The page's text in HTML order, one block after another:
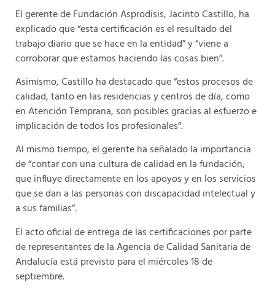
El gerente de Fundación Asprodisis, Jacinto Castillo, ha
explicado que “esta certificación es el resultado del
trabajo diario que se hace en la entidad” y “viene a
corroborar que estamos haciendo las cosas bien”.
Asimismo, Castillo ha destacado que “estos procesos de
calidad, tanto en las residencias y centros de día, como
en Atención Temprana, son posibles gracias al esfuerzo e
implicación de todos los profesionales”.
Al mismo tiempo, el gerente ha señalado la importancia
de “contar con una cultura de calidad en la fundación,
que influye directamente en los apoyos y en los servicios
que se dan a las personas con discapacidad intelectual y
a sus familias”.
El acto oficial de entrega de las certificaciones por parte
de representantes de la Agencia de Calidad Sanitaria de
Andalucía está previsto para el miércoles 18 de
septiembre.